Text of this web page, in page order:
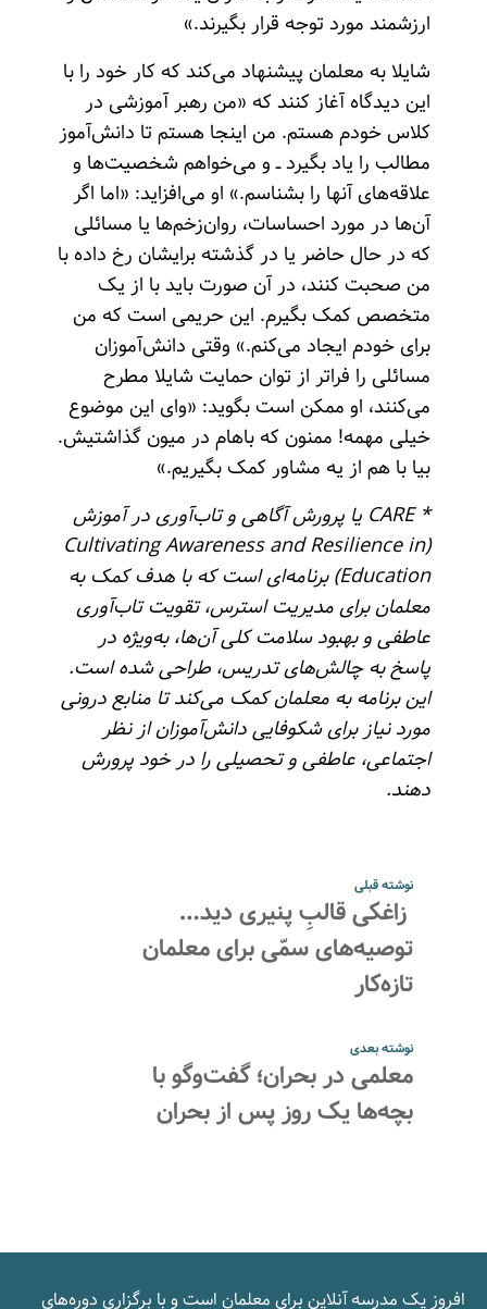
ارزشمند مورد توجه قرار بگیرند.»
شایلا به معلمان پیشنهاد می‌کند که کار خود را با
این دیدگاه آغاز کنند که «من رهبر آموزشی در
کلاس خودم هستم. من اینجا هستم تا دانش‌آموز
مطالب را یاد بگیرد ــ و می‌خواهم شخصیت‌ها و
علاقه‌های آنها را بشناسم.» او می‌افزاید: «اما اگر
آن‌ها در مورد احساسات، روا‌ن‌زخم‌ها یا مسائلی
که در حال حاضر یا در گذشته برایشان رخ داده با
من صحبت کنند، در آن صورت باید با از یک
متخصص کمک بگیرم. این حریمی است که من
برای خودم ایجاد می‌کنم.» وقتی دانش‌آموزان
مسائلی را فراتر از توان حمایت شایلا مطرح
می‌کنند، او ممکن است بگوید: «وای این موضوع
خیلی مهمه! ممنون که باهام در میون گذاشتیش.
بیا با هم از یه مشاور کمک بگیریم.»
* CARE یا پرورش آگاهی و تاب‌آوری در آموزش
(Cultivating Awareness and Resilience in
Education) برنامه‌ای است که با هدف کمک به
معلمان برای مدیریت استرس، تقویت تاب‌آوری
عاطفی و بهبود سلامت کلی آن‌ها، به‌ویژه در
پاسخ به چالش‌های تدریس، طراحی شده‌ است.
این برنامه به معلمان کمک می‌کند تا منابع درونی
مورد نیاز برای شکوفایی دانش‌آموزان از نظر
اجتماعی، عاطفی و تحصیلی را در خود پرورش
دهند.
نوشته قبلی
زاغکی قالبِ پنیری دید…
توصیه‌های سمّی برای معلمان
تازه‌کار
نوشته بعدی
معلمی در بحران؛ گفت‌وگو با
بچه‌ها یک روز پس از بحران
افروز یک مدرسه‌ آنلاین برای معلمان است و با برگزاری دوره‌های